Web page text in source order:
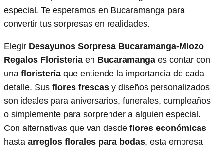
especial. Te esperamos en Bucaramanga para
convertir tus sorpresas en realidades.
Elegir Desayunos Sorpresa Bucaramanga-Miozo
Regalos Floristeria en Bucaramanga es contar con
una floristería que entiende la importancia de cada
detalle. Sus flores frescas y diseños personalizados
son ideales para aniversarios, funerales, cumpleaños
o simplemente para sorprender a alguien especial.
Con alternativas que van desde flores económicas
hasta arreglos florales para bodas, esta empresa